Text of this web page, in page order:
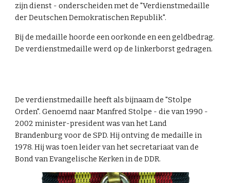
zijn dienst - onderscheiden met de "Verdienstmedaille
der Deutschen Demokratischen Republik".
Bij de medaille hoorde een oorkonde en een geldbedrag.
De verdienstmedaille werd op de linkerborst gedragen.
De verdienstmedaille heeft als bijnaam de "Stolpe
Orden". Genoemd naar Manfred Stolpe - die van 1990 -
2002 minister-president was van het Land
Brandenburg voor de SPD. Hij ontving de medaille in
1978. Hij was toen leider van het secretariaat van de
Bond van Evangelische Kerken in de DDR.